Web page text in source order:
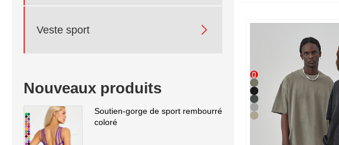
Veste sport 
Nouveaux produits
Soutien-gorge de sport rembourré
coloré